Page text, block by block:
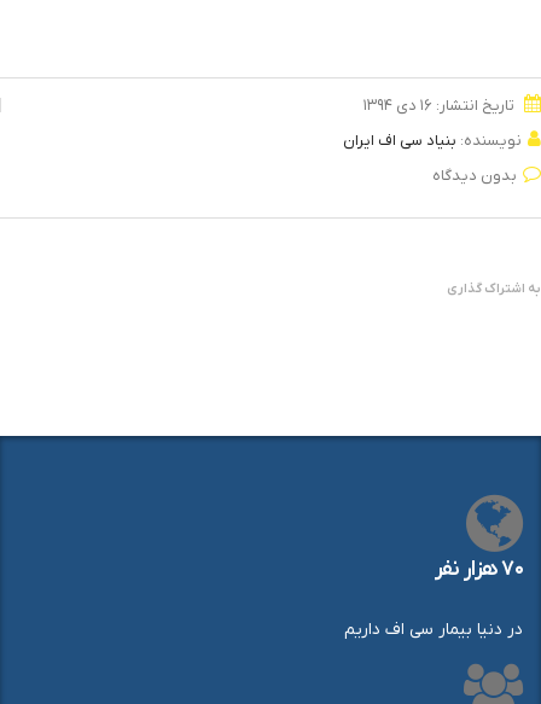
تاریخ انتشار: ۱۶ دی ۱۳۹۴
نویسنده: بنیاد سی اف ایران
بدون دیدگاه
به اشتراک گذاری
۷۰ هزار نفر
در دنیا بیمار سی اف داریم